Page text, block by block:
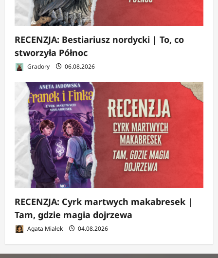
RECENZJA: Bestiariusz nordycki | To, co
stworzyła Północ
Gradory 06.08.2026
RECENZJA: Cyrk martwych makabresek |
Tam, gdzie magia dojrzewa
Agata Miałek 04.08.2026